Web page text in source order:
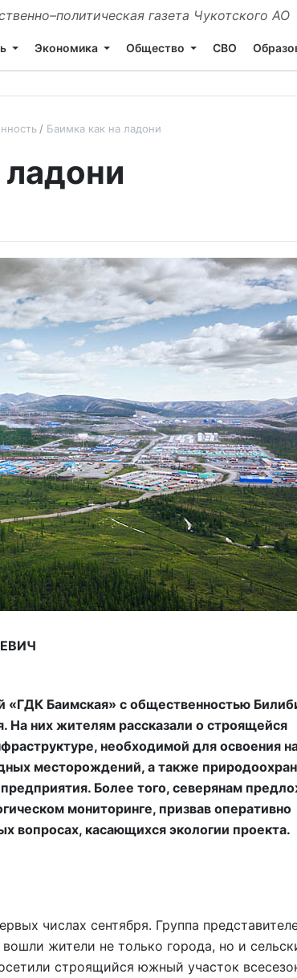
газета Чукотского АО
Экономика Общество СВО
Баимка как на ладони
«ГДК Баимская» с общественностью
На них жителям рассказали о строящейся
необходимой для освоения
месторождений, а также
Более того, северянам
мониторинге, призвав оперативно
вопросах, касающихся экологии проекта.
числах сентября. Группа
жители не только города, но и
строящийся южный участок